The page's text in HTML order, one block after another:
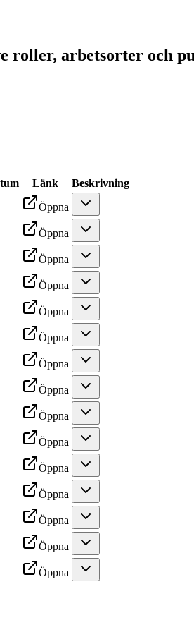
roller, arbetsorter och
Länk
Beskrivning
Öppna
Öppna
Öppna
Öppna
Öppna
Öppna
Öppna
Öppna
Öppna
Öppna
Öppna
Öppna
Öppna
Öppna
Öppna